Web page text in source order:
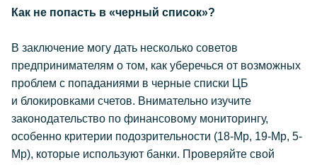
Как не попасть в «черный список»?
В заключение могу дать несколько советов
предпринимателям о том, как уберечься от возможных
проблем с попаданиями в черные списки ЦБ
и блокировками счетов. Внимательно изучите
законодательство по финансовому мониторингу,
особенно критерии подозрительности (18-Мр, 19-Мр, 5-
Мр), которые используют банки. Проверяйте свой